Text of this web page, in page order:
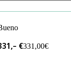
€331,00€